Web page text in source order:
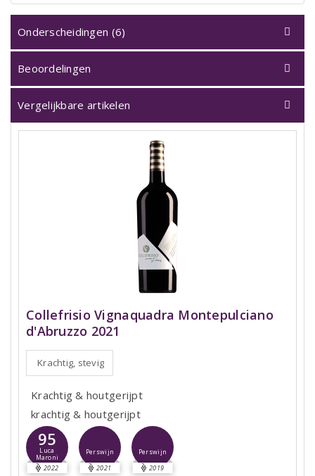
Onderscheidingen (6)
Beoordelingen
Vergelijkbare artikelen
Collefrisio Vignaquadra Montepulciano
d'Abruzzo 2021
Krachtig, stevig
Krachtig & houtgerijpt
krachtig & houtgerijpt
95
Luca
Maroni
2022
Perswijn
2021
Perswijn
2019